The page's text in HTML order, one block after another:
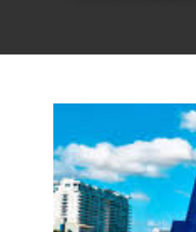
agrandie